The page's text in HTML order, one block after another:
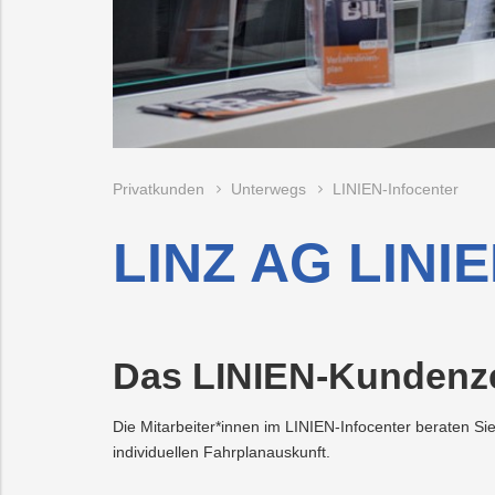
Strom
Photovoltaik
Mobilität
Wärme
Hausbau
Online-
Fitness
&
Kurse
Grottenbahn
Pöstlingbergbahn
PLUS24
Vorteilswelt
Mobilität
Online-
Services
Projekte
LINZ
AG-
Privatkunden Unterwegs LINIEN-Infocenter
LINZ AG
Das LINIEN-
Die Mitarbeiter*innen im LINIEN-Infocenter beraten
individuellen Fahrplanauskunft.